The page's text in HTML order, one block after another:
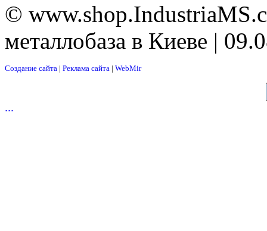
©
металлобаза в Киеве |
Создание сайта | Реклама сайта | WebMir
...